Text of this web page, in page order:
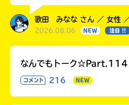
歌田 みなな さん ／ 女性
2026.08.06 NEW 注目 !!
なんでもトーク☆Part.114
コメント 216 NEW